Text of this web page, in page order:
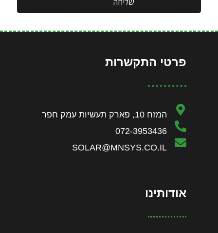
פרטי התקשרות
המזח 10, פארק תעשיות עמק חפר
072-3953436
SOLAR@MNSYS.CO.IL
אודותינו